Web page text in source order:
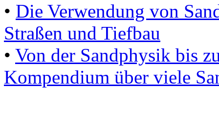
• Die Verwendung von
Straßen und Tiefbau
• Von der Sandphysik bis
Kompendium über viele